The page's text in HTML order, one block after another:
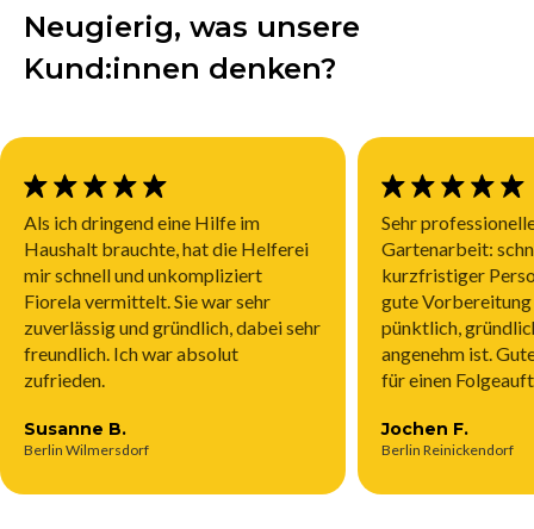
Allgemeinen Geschäftsbedingungen
Neugierig, was unsere
Kund:innen denken?
Als ich dringend eine Hilfe im
Haushalt brauchte, hat die Helferei
mir schnell und unkompliziert
Fiorela vermittelt. Sie war sehr
zuverlässig und gründlich, dabei sehr
freundlich. Ich war absolut
zufrieden.
Susanne B.
Berlin Wilmersdorf
Sehr
Gartenarbeit:
kurzfristiger
gute
pünktlich,
angenehm ist.
für einen
Jochen F.
Berlin Reinickendorf